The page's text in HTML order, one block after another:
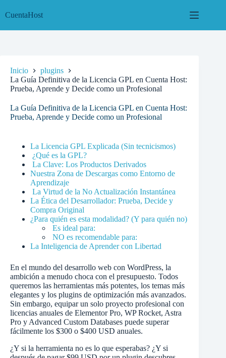
CuentaHost
Inicio
plugins
La Guía Definitiva de la Licencia GPL en Cuenta Host:
Prueba, Aprende y Decide como un Profesional
La Guía Definitiva de la Licencia GPL en Cuenta Host:
Prueba, Aprende y Decide como un Profesional
La Licencia GPL Explicada (Sin tecnicismos)
¿Qué es la GPL?
La Clave: Los Productos Derivados
Nuestra Zona de Descargas como Entorno de
Aprendizaje
La Virtud de la No Actualización Instantánea
La Ética del Desarrollador: Prueba, Decide y
Compra Original
¿Para quién es esta modalidad? (Y para quién no)
Es ideal para:
NO es recomendable para:
La Inteligencia de Aprender con Libertad
En el mundo del desarrollo web con WordPress, la
ambición a menudo choca con el presupuesto. Todos
queremos las herramientas más potentes, los temas más
elegantes y los plugins de optimización más avanzados.
Sin embargo, equipar un solo proyecto profesional con
licencias anuales de Elementor Pro, WP Rocket, Astra
Pro y Advanced Custom Databases puede superar
fácilmente los $300 o $400 USD anuales.
¿Y si la herramienta no es lo que esperabas? ¿Y si